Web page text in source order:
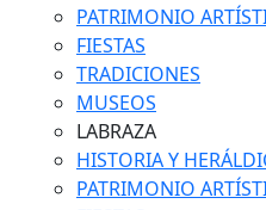
PATRIMONIO
FIESTAS
TRADICIONES
MUSEOS
LABRAZA
HISTORIA Y
PATRIMONIO